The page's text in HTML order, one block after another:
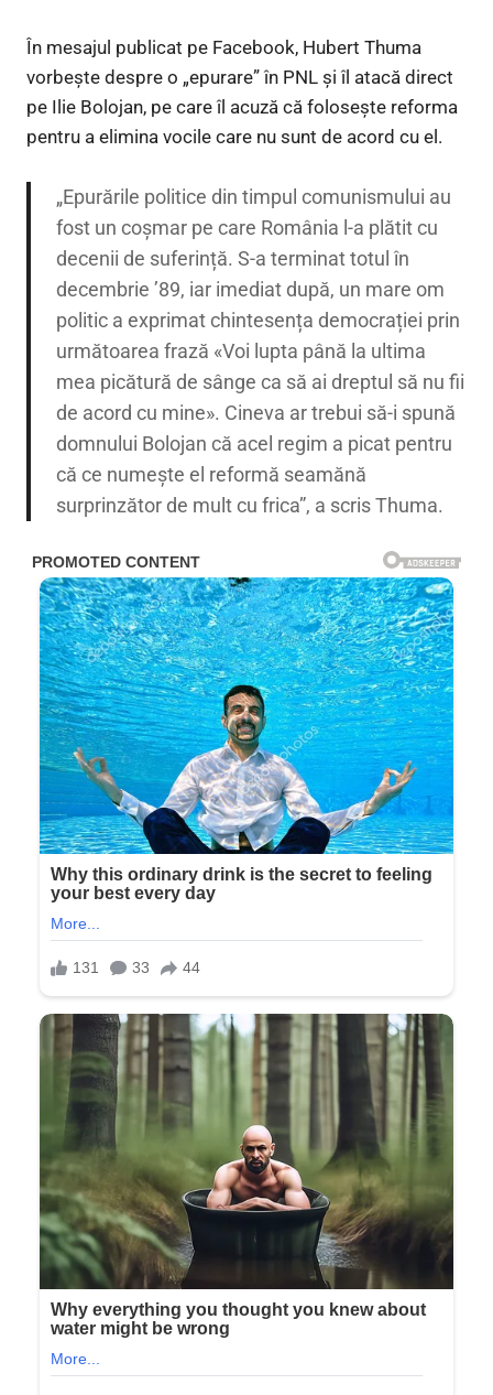
În mesajul publicat pe Facebook, Hubert Thuma
vorbește despre o „epurare” în PNL și îl atacă direct
pe Ilie Bolojan, pe care îl acuză că folosește reforma
pentru a elimina vocile care nu sunt de acord cu el.
„Epurările politice din timpul comunismului au
fost un coșmar pe care România l-a plătit cu
decenii de suferință. S-a terminat totul în
decembrie ’89, iar imediat după, un mare om
politic a exprimat chintesența democrației prin
următoarea frază «Voi lupta până la ultima
mea picătură de sânge ca să ai dreptul să nu fii
de acord cu mine». Cineva ar trebui să-i spună
domnului Bolojan că acel regim a picat pentru
că ce numește el reformă seamănă
surprinzător de mult cu frica”, a scris Thuma.